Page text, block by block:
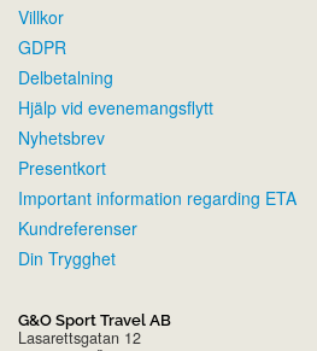
Villkor
GDPR
Delbetalning
Hjälp vid evenemangsflytt
Nyhetsbrev
Presentkort
Important information regarding ETA
Kundreferenser
Din Trygghet
G&O Sport Travel AB
Lasarettsgatan 12